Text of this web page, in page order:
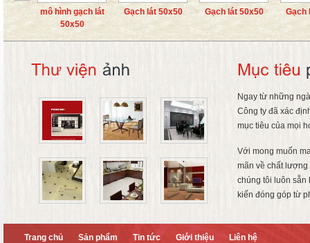
mô hình gạch lát
50x50
Gạch lát 50x50 Gạch lát 50x50 Gạch
Ngay từ những
Công ty đã xác
mục tiêu của mọi
Với mong muốn
mãn về chất
chúng tôi luôn sẵn
kiến đóng góp từ
Trang chủ Sản phẩm Tin tức Giới thiệu Liên hệ